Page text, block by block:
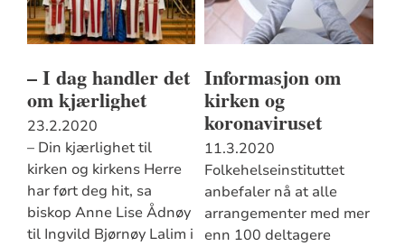
– I dag handler det
om kjærlighet
23.2.2020
– Din kjærlighet til
kirken og kirkens Herre
har ført deg hit, sa
biskop Anne Lise Ådnøy
til Ingvild Bjørnøy Lalim i
Informasjon om
kirken og
koronaviruset
11.3.2020
Folkehelseinstituttet
anbefaler nå at alle
arrangementer med mer
enn 100 deltagere